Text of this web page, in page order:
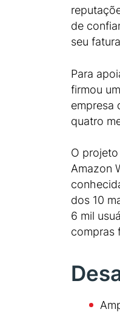
de
seu
Para
firmou
empresa
quatro
O
Amazon
dos 10
6 mil
compras